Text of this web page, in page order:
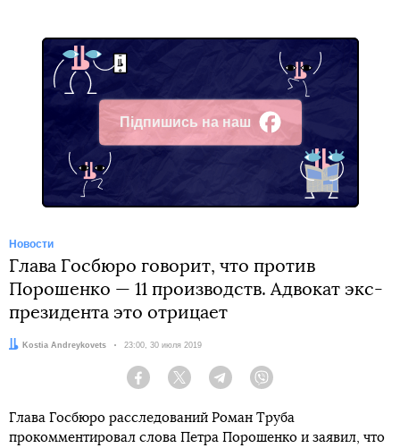
Підпишись на наш
Facebook
Новости
Глава Госбюро говорит, что против
Порошенко — 11 производств. Адвокат экс-
президента это отрицает
Автор:Kostia Andreykovets Дата:
23:00, 30 июля 2019
Facebook Twitter Telegram
Глава Госбюро расследований Роман Труба
прокомментировал слова Петра Порошенко и заявил, что